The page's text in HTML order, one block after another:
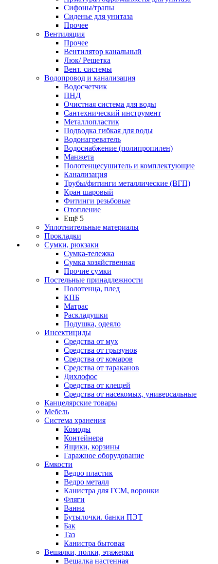
Сифоны/трапы
Сиденье для унитаза
Прочее
Вентиляция
Прочее
Вентилятор канальный
Люк/ Решетка
Вент. системы
Водопровод и канализация
Водосчетчик
ПНД
Очистная система для воды
Сантехнический инструмент
Металлопластик
Подводка гибкая для воды
Водонагреватель
Водоснабжение (полипропилен)
Манжета
Полотенцесушитель и комплектующие
Канализация
Трубы/фитинги металлические (ВГП)
Кран шаровый
Фитинги резьбовые
Отопление
Ещё 5
Уплотнительные материалы
Прокладки
Сумки, рюкзаки
Сумка-тележка
Сумка хозяйственная
Прочие сумки
Постельные принадлежности
Полотенца, плед
КПБ
Матрас
Раскладушки
Подушка, одеяло
Инсектициды
Средства от мух
Средства от грызунов
Средства от комаров
Средства от тараканов
Дихлофос
Средства от клещей
Средства от насекомых, универсальные
Канцелярские товары
Мебель
Система хранения
Комоды
Контейнера
Ящики, корзины
Гаражное оборудование
Емкости
Ведро пластик
Ведро металл
Канистра для ГСМ, воронки
Фляги
Ванна
Бутылочки. банки ПЭТ
Бак
Таз
Канистра бытовая
Вешалки, полки, этажерки
Вешалка настенная